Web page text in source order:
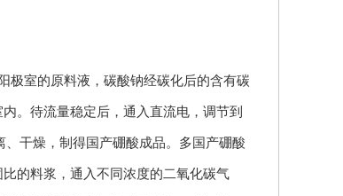
室的原料液，碳酸钠经碳化后的含有碳
。待流量稳定后，通入直流电，调节到
干燥，制得国产硼酸成品。多国产硼酸
的料浆，通入不同浓度的二氧化碳气